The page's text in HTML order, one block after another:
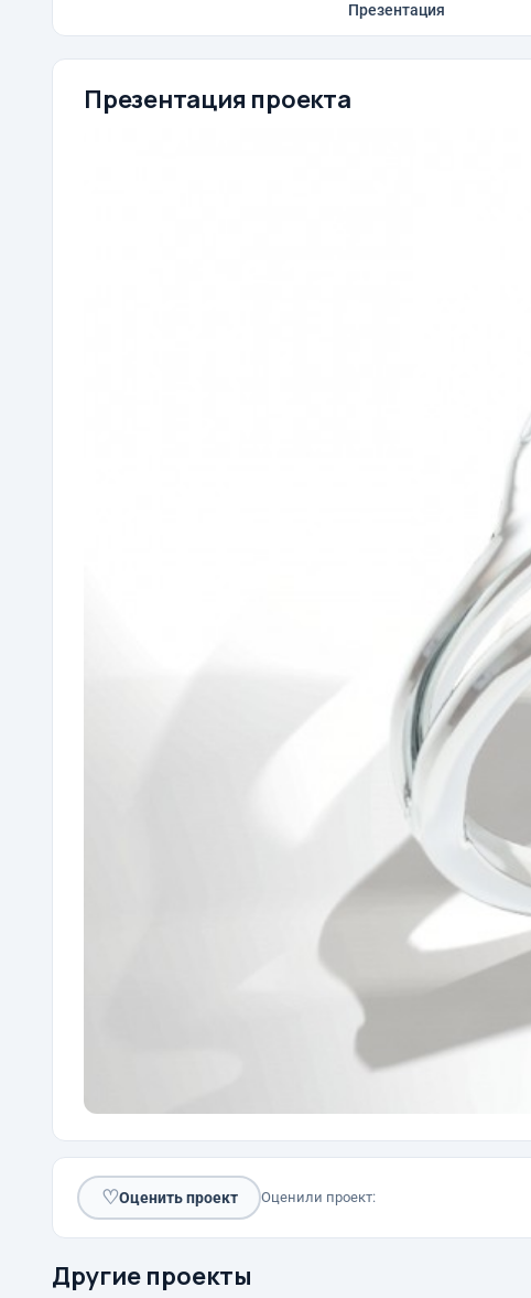
Презентация
Презентация проекта
♡Оценить проект Оценили проект:
Другие проекты